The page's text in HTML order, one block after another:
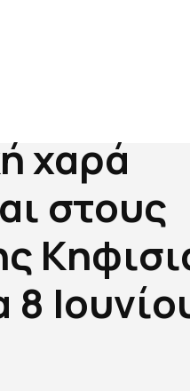
χαρά
στους